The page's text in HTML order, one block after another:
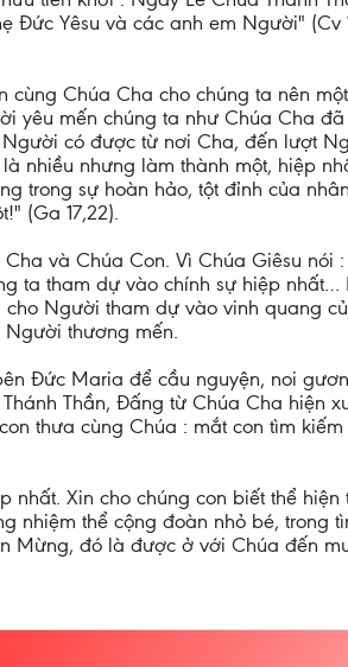
Yêsu và các anh em Người"
cùng Chúa Cha cho chúng ta nên
yêu mến chúng ta như Chúa Cha
có được từ nơi Cha, đến lượt
nhiều nhưng làm thành một, hiệp
trong sự hoàn hảo, tột đỉnh của
(Ga 17,22).
và Chúa Con. Vì Chúa Giêsu nói
ta tham dự vào chính sự hiệp
Người tham dự vào vinh quang
thương mến.
Đức Maria để cầu nguyện, noi
Thần, Đấng từ Chúa Cha hiện
thưa cùng Chúa : mắt con tìm
nhất. Xin cho chúng con biết thể
nhiệm thể cộng đoàn nhỏ bé, trong
Mừng, đó là được ở với Chúa đến